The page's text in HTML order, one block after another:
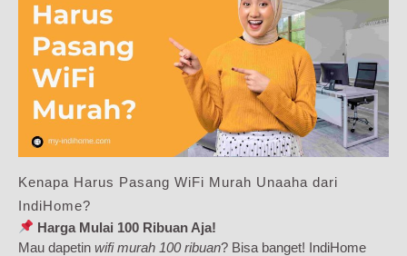
Kenapa Harus Pasang WiFi Murah Unaaha dari
IndiHome?
Harga Mulai 100 Ribuan Aja!
Mau dapetin wifi murah 100 ribuan? Bisa banget! IndiHome